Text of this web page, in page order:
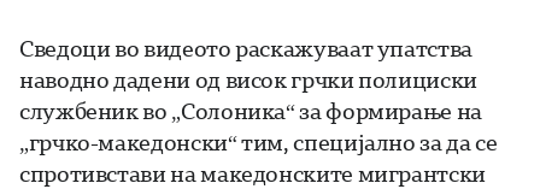
Сведоци во видеото раскажуваат упатства
наводно дадени од висок грчки полициски
службеник во „Солоника“ за формирање на
„грчко-македонски“ тим, специјално за да се
спротивстави на македонските мигрантски